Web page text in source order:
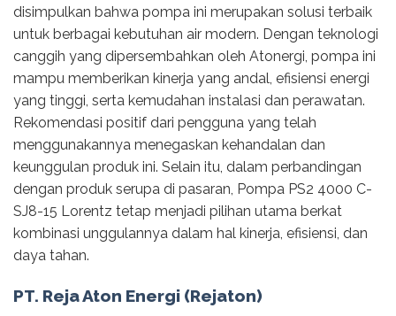
disimpulkan bahwa pompa ini merupakan solusi terbaik
untuk berbagai kebutuhan air modern. Dengan teknologi
canggih yang dipersembahkan oleh Atonergi, pompa ini
mampu memberikan kinerja yang andal, efisiensi energi
yang tinggi, serta kemudahan instalasi dan perawatan.
Rekomendasi positif dari pengguna yang telah
menggunakannya menegaskan kehandalan dan
keunggulan produk ini. Selain itu, dalam perbandingan
dengan produk serupa di pasaran, Pompa PS2 4000 C-
SJ8-15 Lorentz tetap menjadi pilihan utama berkat
kombinasi unggulannya dalam hal kinerja, efisiensi, dan
daya tahan.
PT. Reja Aton Energi (Rejaton)